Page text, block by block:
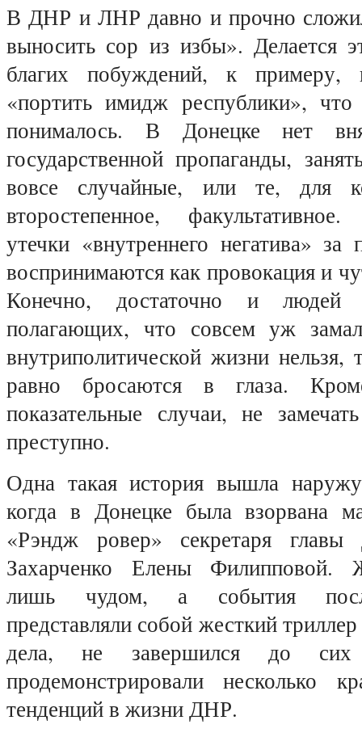
В ДНР и ЛНР давно и прочно
выносить сор из избы». Делается
благих побуждений, к примеру,
«портить имидж республики»,
понималось. В Донецке нет
государственной пропаганды,
вовсе случайные, или те, для
второстепенное,
утечки «внутреннего негатива» за
воспринимаются как провокация и
Конечно, достаточно и людей
полагающих, что совсем уж
внутриполитической жизни нельзя,
равно бросаются в глаза.
показательные случаи, не
преступно.
Одна такая история вышла
когда в Донецке была взорвана
«Рэндж ровер» секретаря
Захарченко Елены Филипповой.
лишь чудом, а события
представляли собой жесткий
дела, не завершился до
продемонстрировали несколько
тенденций в жизни ДНР.